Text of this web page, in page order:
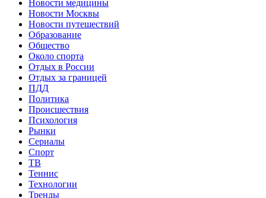
Новости медицины
Новости Москвы
Новости путешествий
Образование
Общество
Около спорта
Отдых в России
Отдых за границей
ПДД
Политика
Происшествия
Психология
Рынки
Сериалы
Спорт
ТВ
Теннис
Технологии
Тренды